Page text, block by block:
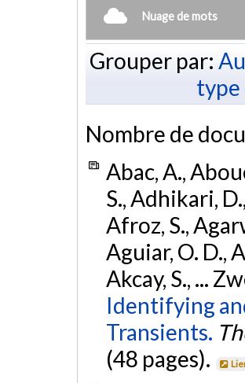
Nuage de mots
Grouper par:
type
Nombre de
Abac, A.,
S., Adhikari,
Afroz, S.,
Aguiar, O. D.,
Akcay, S., ...
Identifying
Transients.
(48 pages).